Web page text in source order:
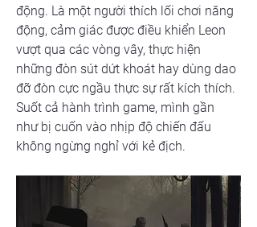
động. Là một người thích lối chơi năng
động, cảm giác được điều khiển Leon
vượt qua các vòng vây, thực hiện
những đòn sút dứt khoát hay dùng dao
đỡ đòn cực ngầu thực sự rất kích thích.
Suốt cả hành trình game, mình gần
như bị cuốn vào nhịp độ chiến đấu
không ngừng nghỉ với kẻ địch.